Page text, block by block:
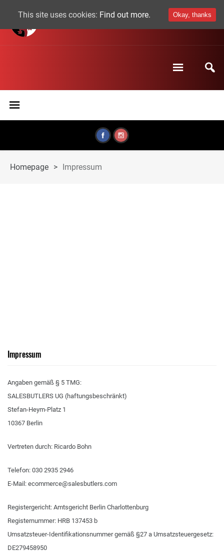
Homepage > Impressum
Impressum
Angaben gemäß § 5 TMG:
SALESBUTLERS UG (haftungsbeschränkt)
Stefan-Heym-Platz 1
10367 Berlin
Vertreten durch: Ricardo Bohn
Telefon: 030 2935 2946
E-Mail: ecommerce@salesbutlers.com
Registergericht: Amtsgericht Berlin Charlottenburg
Registernummer: HRB 137453 b
Umsatzsteuer-Identifikationsnummer gemäß §27 a Umsatzsteuergesetz:
DE279458950
This site uses cookies: Find out more. Okay, thanks